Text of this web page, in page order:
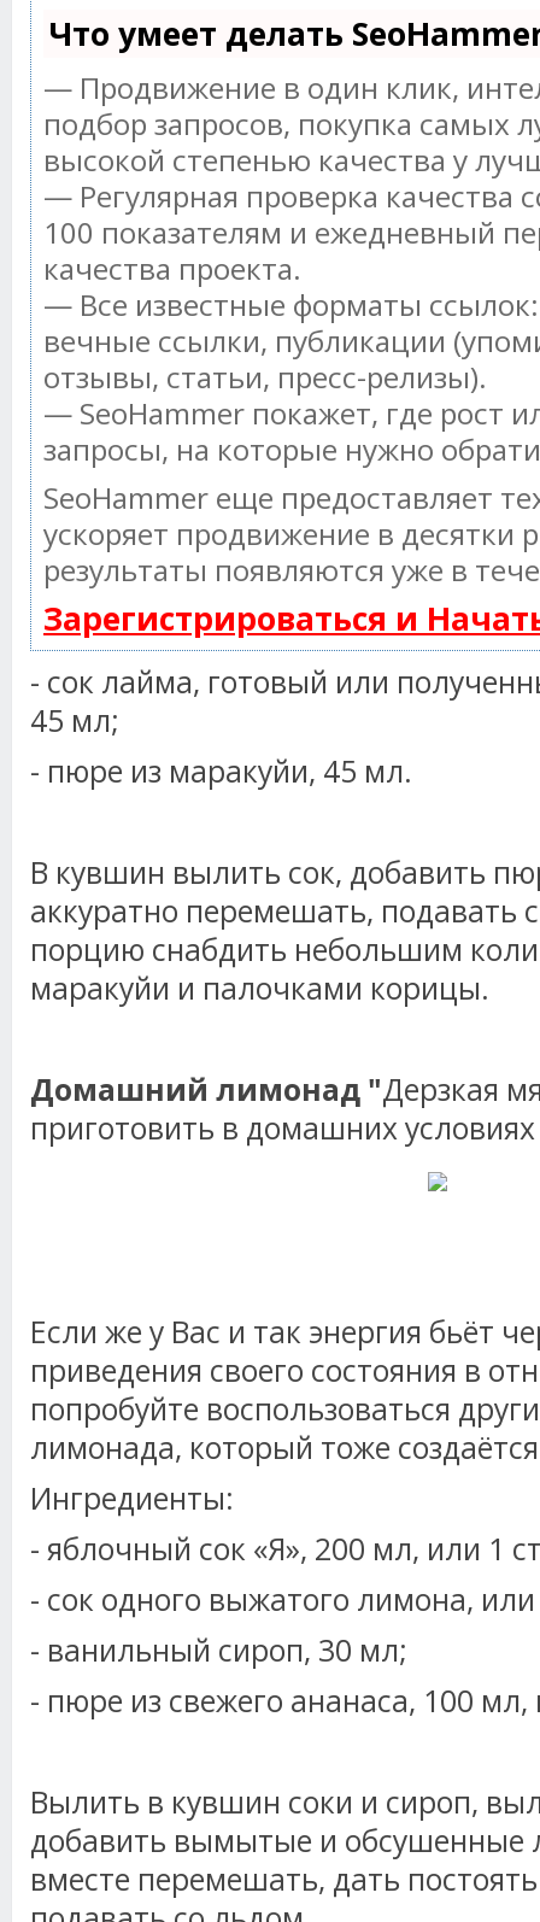
Что умеет делать
— Продвижение в один клик,
подбор запросов, покупка самых
высокой степенью качества у
— Регулярная проверка качества
100 показателям и ежедневный
качества проекта.
— Все известные форматы
вечные ссылки, публикации
отзывы, статьи, пресс-релизы).
— SeoHammer покажет, где рост
запросы, на которые нужно
SeoHammer еще предоставляет
ускоряет продвижение в десятки
результаты появляются уже в
Зарегистрироваться и
- сок лайма, готовый или
45 мл;
- пюре из маракуйи, 45 мл.
В кувшин вылить сок, добавить
аккуратно перемешать, подавать
порцию снабдить небольшим
маракуйи и палочками корицы.
Домашний лимонад "Дерзкая
приготовить в домашних условиях
Если же у Вас и так энергия бьёт
приведения своего состояния в
попробуйте воспользоваться
лимонада, который тоже
Ингредиенты:
- яблочный сок «Я», 200 мл, или 1
- сок одного выжатого лимона,
- ванильный сироп, 30 мл;
- пюре из свежего ананаса, 100
Вылить в кувшин соки и сироп,
добавить вымытые и обсушенные
вместе перемешать, дать